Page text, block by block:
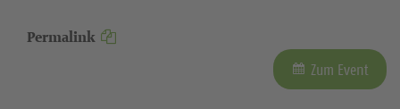
Permalink
Zum Event